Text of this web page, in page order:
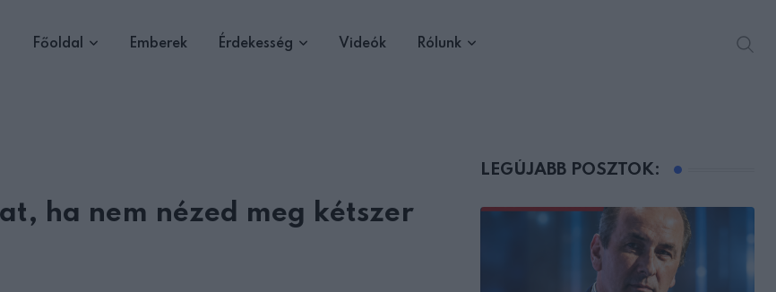
Főoldal Emberek Érdekesség Videók Rólunk
ha nem nézed meg kétszer
LEGÚJABB POSZTOK: